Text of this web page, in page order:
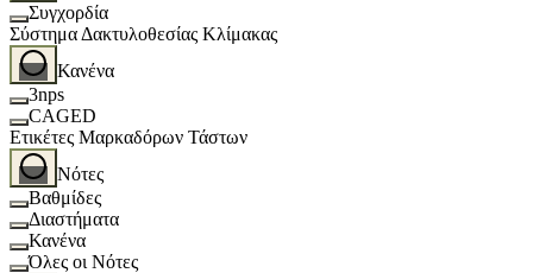
Συγχορδία
Σύστημα Δακτυλοθεσίας Κλίμακας
Κανένα
3nps
CAGED
Ετικέτες Μαρκαδόρων Τάστων
Νότες
Βαθμίδες
Διαστήματα
Κανένα
Όλες οι Νότες